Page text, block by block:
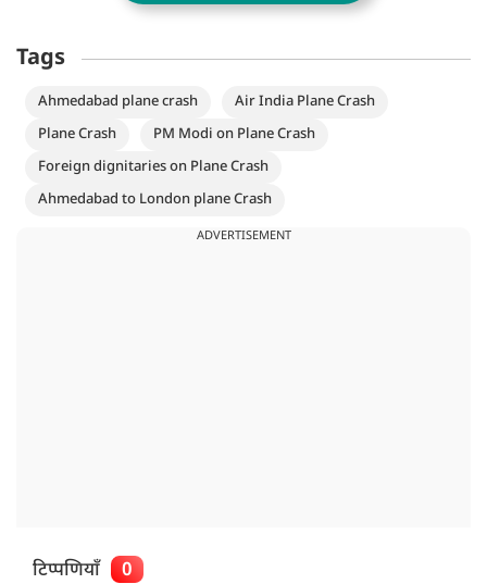
Tags
Ahmedabad plane crash
Air India Plane Crash
Plane Crash
PM Modi on Plane Crash
Foreign dignitaries on Plane Crash
Ahmedabad to London plane Crash
ADVERTISEMENT
टिप्पणियाँ 0